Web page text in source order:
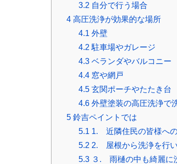
3.2 自分で行う場合
4 高圧洗浄が効果的な場所
4.1 外壁
4.2 駐車場やガレージ
4.3 ベランダやバルコニー
4.4 窓や網戸
4.5 玄関ポーチやたたき台
4.6 外壁塗装の高圧洗浄で
5 鈴吉ペイントでは
5.1 1. 近隣住民の皆様への
5.2 2. 屋根から洗浄を行
5.3 ３. 雨樋の中も綺麗に